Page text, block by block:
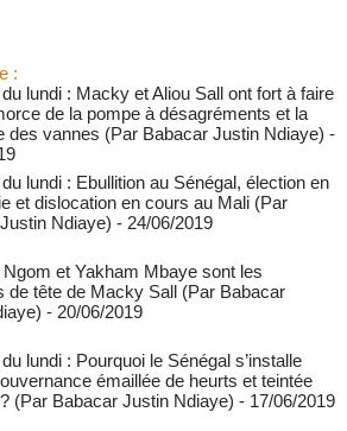
:
lundi : Macky et Aliou Sall ont fort à faire
de la pompe à désagréments et la
des vannes (Par Babacar Justin Ndiaye) -
lundi : Ebullition au Sénégal, élection en
et dislocation en cours au Mali (Par
Ndiaye) - 24/06/2019
Ngom et Yakham Mbaye sont les
de tête de Macky Sall (Par Babacar
- 20/06/2019
lundi : Pourquoi le Sénégal s’installe
émaillée de heurts et teintée
(Par Babacar Justin Ndiaye) - 17/06/2019